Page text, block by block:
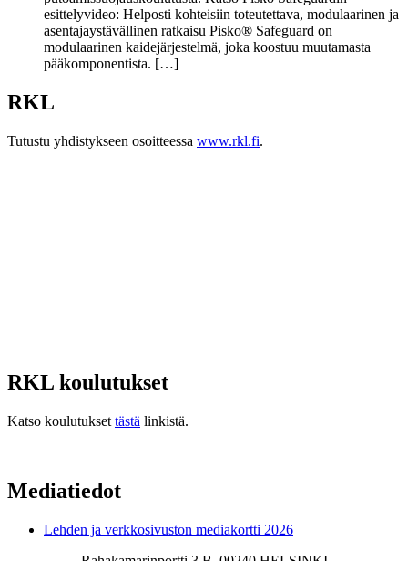
esittelyvideo: Helposti kohteisiin toteutettava, modulaarinen ja
asentajaystävällinen ratkaisu Pisko® Safeguard on
modulaarinen kaidejärjestelmä, joka koostuu muutamasta
pääkomponentista. […]
RKL
Tutustu yhdistykseen osoitteessa www.rkl.fi.
RKL koulutukset
Katso koulutukset tästä linkistä.
Mediatiedot
Lehden ja verkkosivuston mediakortti 2026